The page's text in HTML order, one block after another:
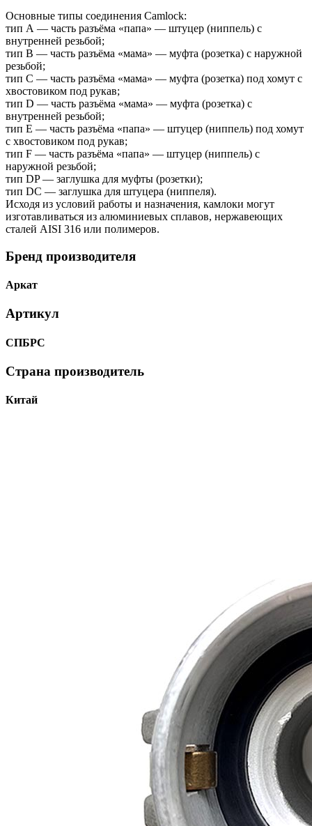
Основные типы соединения Camlock:
тип А — часть разъёма «папа» — штуцер (ниппель) с
внутренней резьбой;
тип B — часть разъёма «мама» — муфта (розетка) с наружной
резьбой;
тип С — часть разъёма «мама» — муфта (розетка) под хомут с
хвостовиком под рукав;
тип D — часть разъёма «мама» — муфта (розетка) с
внутренней резьбой;
тип Е — часть разъёма «папа» — штуцер (ниппель) под хомут
с хвостовиком под рукав;
тип F — часть разъёма «папа» — штуцер (ниппель) с
наружной резьбой;
тип DP — заглушка для муфты (розетки);
тип DC — заглушка для штуцера (ниппеля).
Исходя из условий работы и назначения, камлоки могут
изготавливаться из алюминиевых сплавов, нержавеющих
сталей AISI 316 или полимеров.
Бренд производителя
Аркат
Артикул
СПБРС
Страна производитель
Китай